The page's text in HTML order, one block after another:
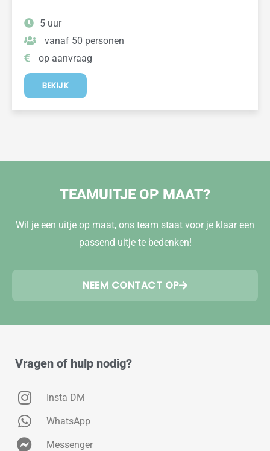
5 uur
vanaf 50 personen
op aanvraag
BEKIJK
TEAMUITJE OP MAAT?
Wil je een uitje op maat, ons team staat voor je klaar een
passend uitje te bedenken!
NEEM CONTACT OP
Vragen of hulp nodig?
Insta DM
WhatsApp
Messenger